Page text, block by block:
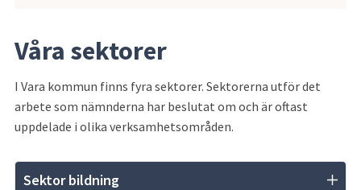
Våra sektorer
I Vara kommun finns fyra sektorer. Sektorerna utför det
arbete som nämnderna har beslutat om och är oftast
uppdelade i olika verksamhetsområden.
Sektor bildning